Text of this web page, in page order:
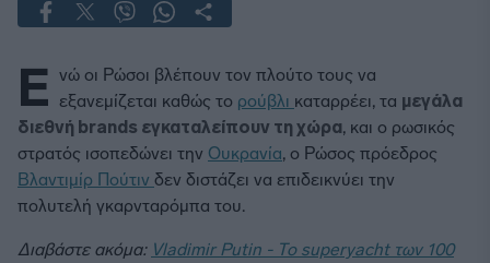
Ε νώ οι Ρώσοι βλέπουν τον πλούτο τους να
εξανεμίζεται καθώς το ρούβλι καταρρέει, τα μεγάλα
διεθνή brands εγκαταλείπουν τη χώρα, και ο ρωσικός
στρατός ισοπεδώνει την Ουκρανία, ο Ρώσος πρόεδρος
Βλαντιμίρ Πούτιν δεν διστάζει να επιδεικνύει την
πολυτελή γκαρνταρόμπα του.
Διαβάστε ακόμα: Vladimir Putin - Το superyacht των 100